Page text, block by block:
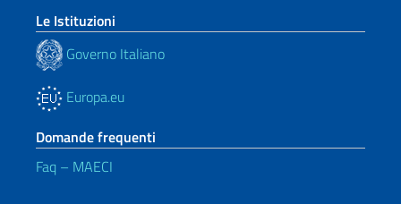
Le Istituzioni
Governo Italiano
Europa.eu
Domande frequenti
Faq – MAECI